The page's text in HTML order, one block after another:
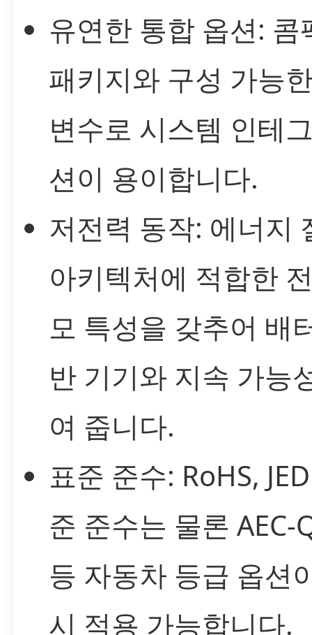
유연한 통합 옵션: 콤
패키지와 구성 가능
변수로 시스템 인테
션이 용이합니다.
저전력 동작: 에너지
아키텍처에 적합한
모 특성을 갖추어 배
반 기기와 지속 가능
여 줍니다.
표준 준수: RoHS,
준 준수는 물론 AEC-
등 자동차 등급 옵션
시 적용 가능합니다.